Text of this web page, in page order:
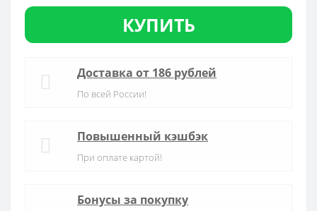
КУПИТЬ
Доставка от 186 рублей
По всей России!
Повышенный кэшбэк
При оплате картой!
Бонусы за покупку